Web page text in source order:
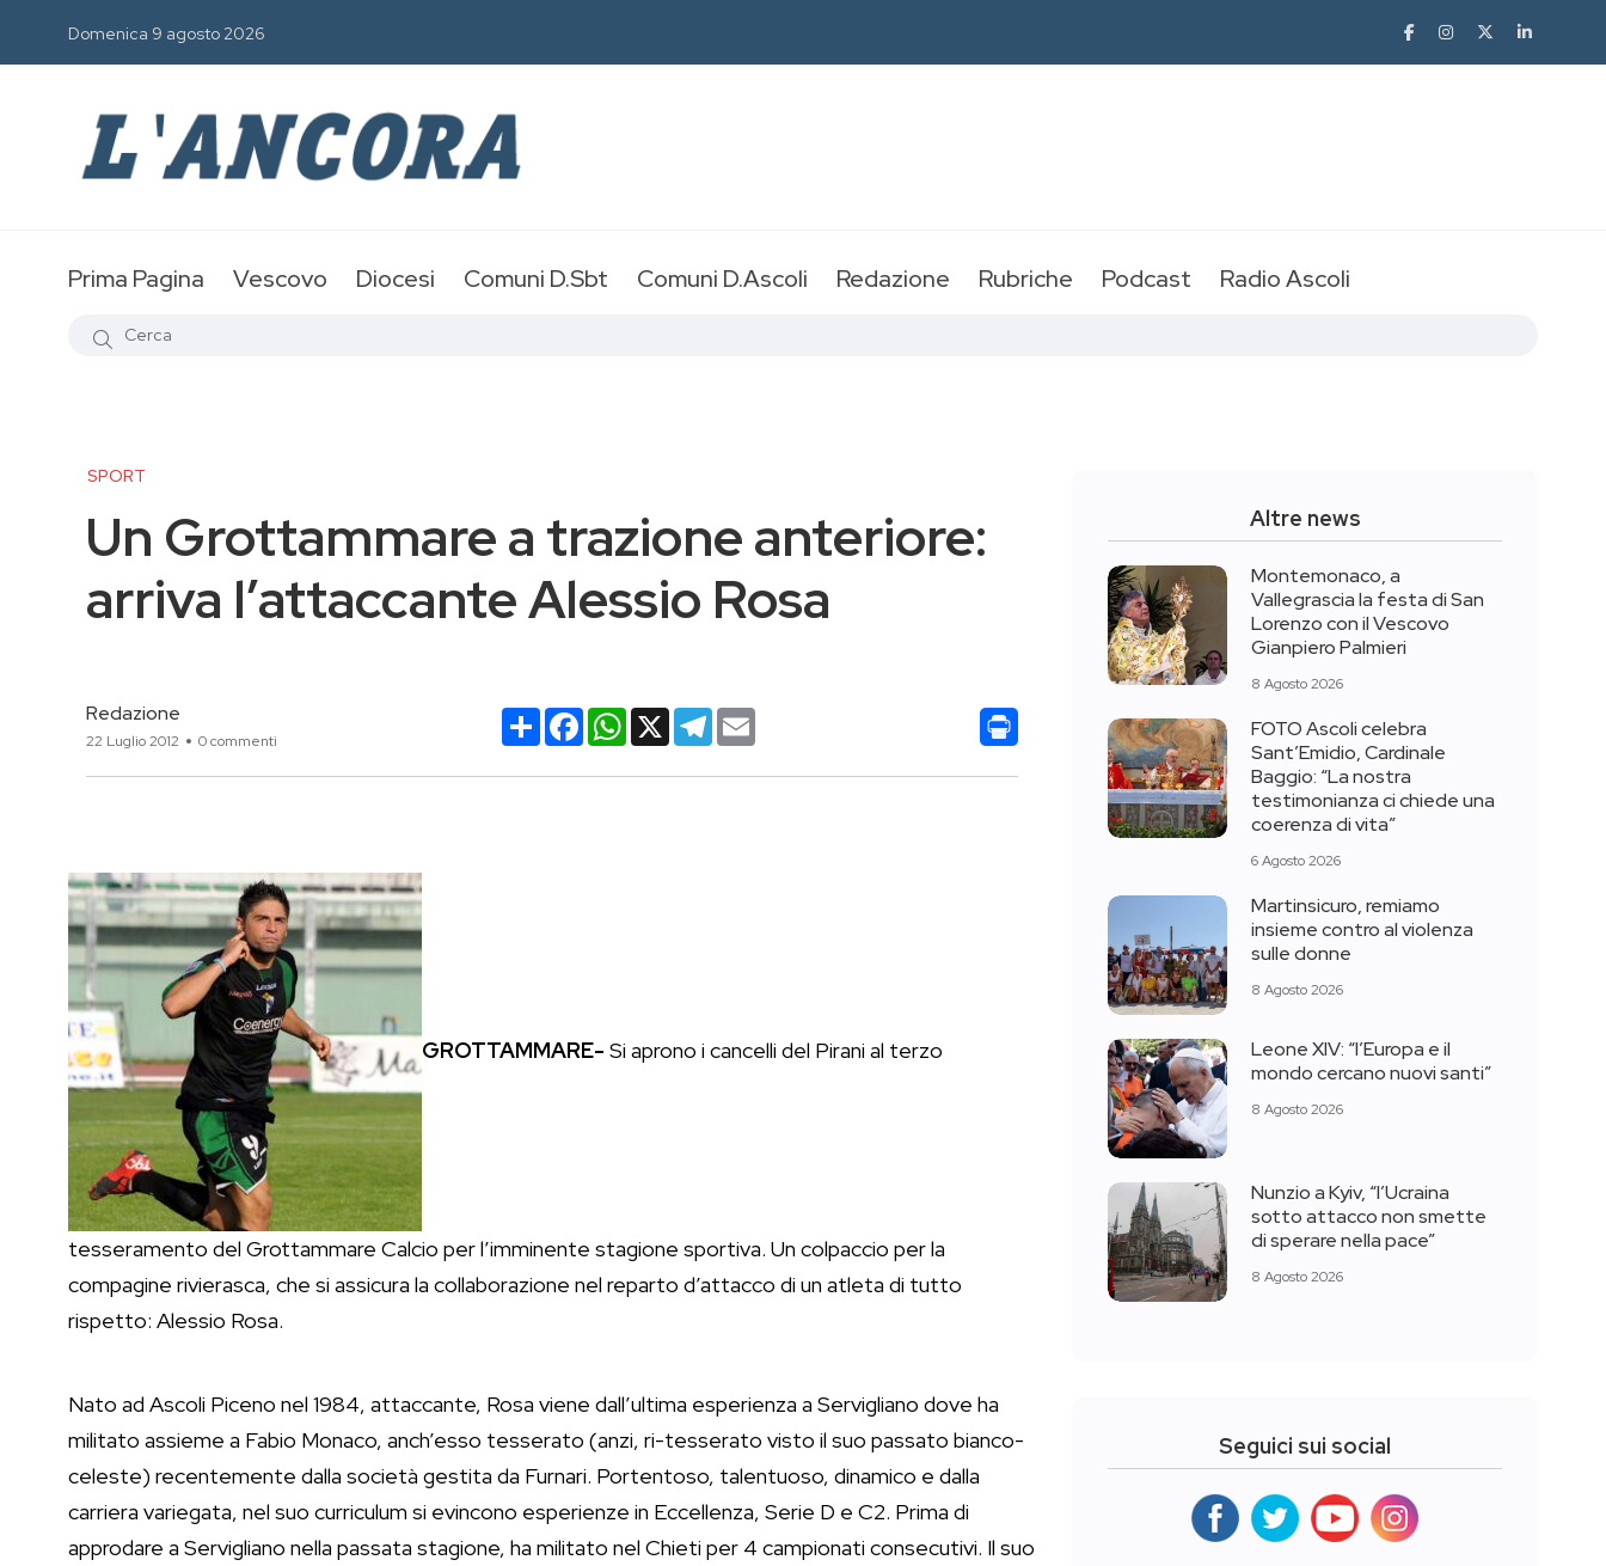
Domenica 9 agosto 2026
Prima Pagina Vescovo Diocesi Comuni D.Sbt Comuni D.Ascoli Redazione Rubriche Podcast Radio Ascoli
SPORT
Un Grottammare a trazione anteriore:
arriva l’attaccante Alessio Rosa
Redazione
22 Luglio 2012 0 commenti
CondividiFacebookWhatsApp
X Telegram
GROTTAMMARE- Si aprono i cancelli del Pirani al terzo
tesseramento del Grottammare Calcio per l’imminente stagione sportiva. Un colpaccio per la
compagine rivierasca, che si assicura la collaborazione nel reparto d’attacco di un atleta di tutto
rispetto: Alessio Rosa.
Nato ad Ascoli Piceno nel 1984, attaccante, Rosa viene dall’ultima esperienza a Servigliano dove ha
militato assieme a Fabio Monaco, anch’esso tesserato (anzi, ri-tesserato visto il suo passato bianco-
celeste) recentemente dalla società gestita da Furnari. Portentoso, talentuoso, dinamico e dalla
carriera variegata, nel suo curriculum si evincono esperienze in Eccellenza, Serie D e C2. Prima di
approdare a Servigliano nella passata stagione, ha militato nel Chieti per 4 campionati consecutivi. Il suo
Altre news
Montemonaco, a
Vallegrascia la festa di San
Lorenzo con il Vescovo
Gianpiero Palmieri
8 Agosto 2026
FOTO Ascoli celebra
Sant’Emidio, Cardinale
Baggio: “La nostra
testimonianza ci chiede una
coerenza di vita”
6 Agosto 2026
Martinsicuro, remiamo
insieme contro al violenza
sulle donne
8 Agosto 2026
Leone XIV: “l’Europa e il
mondo cercano nuovi santi”
8 Agosto 2026
Nunzio a Kyiv, “l’Ucraina
sotto attacco non smette
di sperare nella pace”
8 Agosto 2026
Seguici sui social